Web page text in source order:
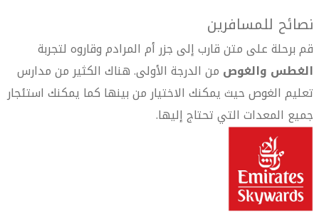
نصائح للمسافرين
قم برحلة على متن قارب إلى جزر أم المرادم وقاروه لتجربة
الغطس والغوص من الدرجة الأولى. هناك الكثير من مدارس
تعليم الغوص حيث يمكنك الاختيار من بينها كما يمكنك استئجار
جميع المعدات التي تحتاج إليها.